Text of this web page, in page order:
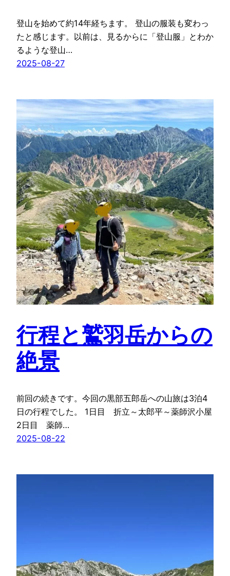
登山を始めて約14年経ちます。 登山の服装も変わっ
たと感じます。以前は、見るからに「登山服」とわか
るような登山…
2025-08-27
行程と鷲羽岳からの
絶景
前回の続きです。今回の黒部五郎岳への山旅は3泊4
日の行程でした。 1日目 折立～太郎平～薬師沢小屋
2日目 薬師…
2025-08-22